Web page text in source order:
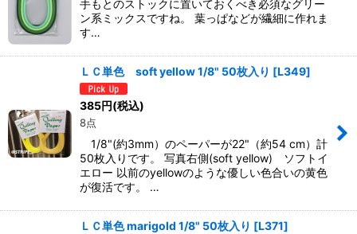
手もとのストックに置いておくべき必須なグリー
ン系ミックスですね。 葉っぱなどが繊細に作れま
す…
ＬＣ単色 soft yellow 1/8" 50枚入り [L349]
385円(税込)
8点
1/8"(約3mm）のペーパーが22"（約54 cm）計
50枚入りです。 写真右側(soft yellow) ソフトイ
エロー 以前のyellowのような優しい色合いの黄色
が復活です。 …
ＬＣ単色 marigold 1/8" 50枚入り [L371]